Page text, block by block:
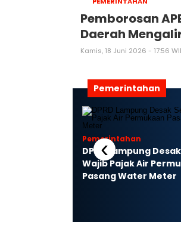
Pemborosan
Daerah
Kamis, 18 Juni 2026 - 17:56
Pemerintahan
Pemerintahan
DPRD Lampung
Wajib Pajak Air
Pasang Water Meter
‹